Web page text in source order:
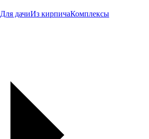
Для дачиИз кирпичаКомплексы